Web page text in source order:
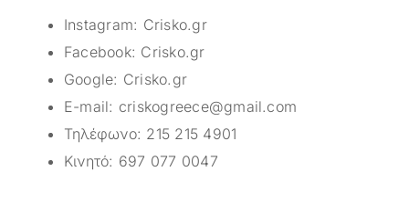
Instagram: Crisko.gr
Facebook: Crisko.gr
Google: Crisko.gr
E-mail: criskogreece@gmail.com
Τηλέφωνο: 215 215 4901
Κινητό: 697 077 0047